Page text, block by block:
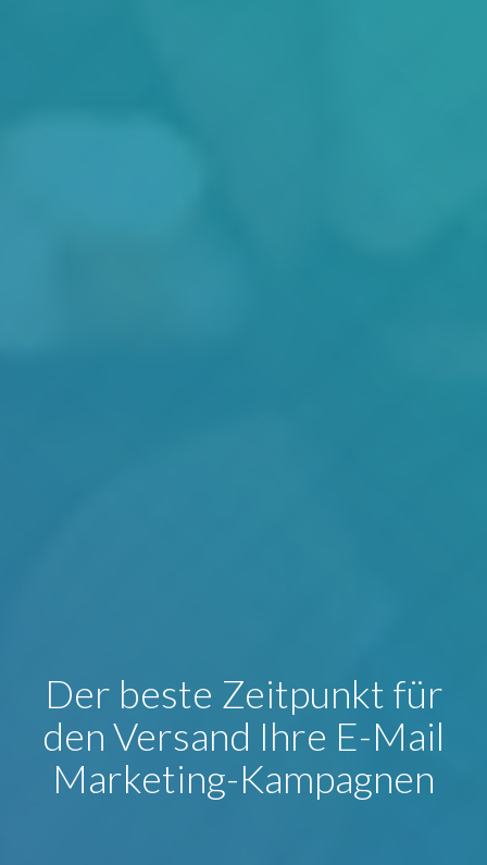
Der beste Zeitpunkt für
den Versand Ihre E-Mail
Marketing-Kampagnen